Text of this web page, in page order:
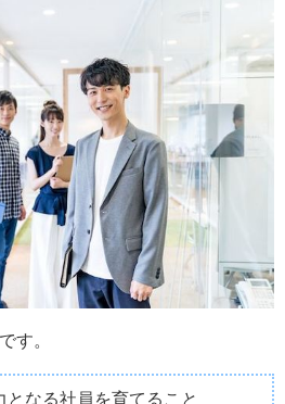
す。
なる社員を育てること